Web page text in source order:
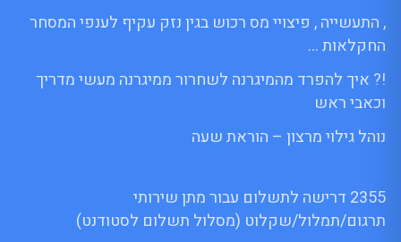
, התעשייה , פיצויי מס רכוש בגין נזק עקיף לענפי המסחר
החקלאות …
!? איך להפרד מהמיגרנה לשחרור ממיגרנה מעשי מדריך
וכאבי ראש
נוהל גילוי מרצון – הוראת שעה
2355 דרישה לתשלום עבור מתן שירותי
תרגום/תמלול/שקלוט (מסלול תשלום לסטודנט)